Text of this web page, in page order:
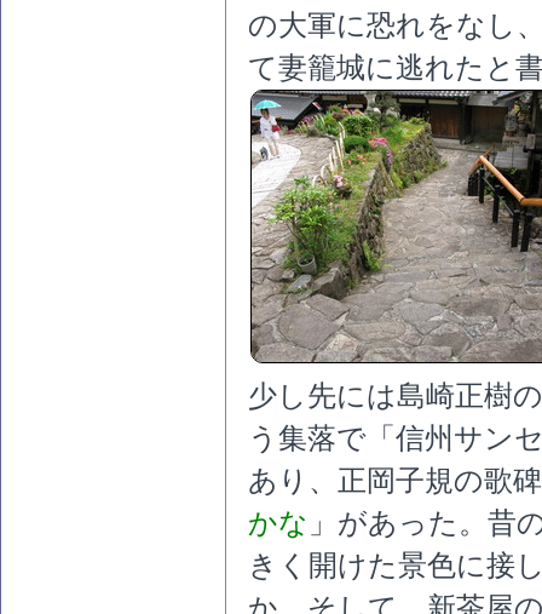
の大軍に恐れをなし
て妻籠城に逃れたと
少し先には島崎正樹
う集落で「信州サン
あり、正岡子規の歌
かな 」があった。昔
きく開けた景色に接